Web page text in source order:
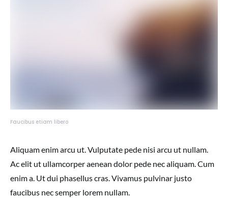
Faucibus etiam libero
Aliquam enim arcu ut. Vulputate pede nisi arcu ut nullam.
Ac elit ut ullamcorper aenean dolor pede nec aliquam. Cum
enim a. Ut dui phasellus cras. Vivamus pulvinar justo
faucibus nec semper lorem nullam.